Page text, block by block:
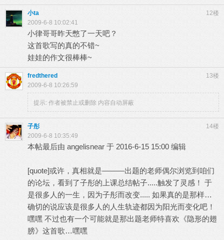
12楼
小ta
2009-6-8 10:02:41
小律哥哥昨天憋了一天吧？
这首歌写的真的不错~
娃娃的作文很棒棒~
13楼
fredthered
2009-6-8 10:26:59
提示: 作者被禁止或删除 内容自动屏蔽
14楼
子彤
2009-6-8 10:35:49
本帖最后由 angelisnear 于 2016-6-15 15:00 编辑
[quote]或许，真相就是———出题的老师偶尔浏览到咱们
的论坛，看到了子彤的上课总结帖子.....触发了灵感！ 于
是很多人的一生，因为子彤而改变..... 如果真的是那样…
确切的说应该是很多人的人生轨迹都因为阳光而变化吧！
嘿嘿 不过也有一个可能就是那出题老师特喜欢《隐形的翅
膀》这首歌…嘿嘿